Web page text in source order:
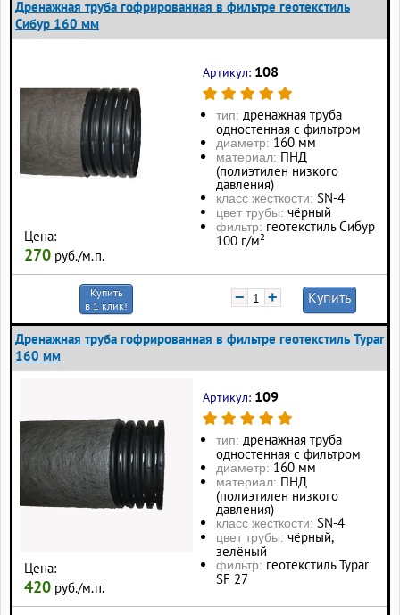
Дренажная труба гофрированная в фильтре геотекстиль
Сибур 160 мм
Цена:
270 руб./м.п.
Артикул: 108
тип: дренажная труба
одностенная с фильтром
диаметр: 160 мм
материал: ПНД
(полиэтилен низкого
давления)
класс жесткости: SN-4
цвет трубы: чёрный
фильтр: геотекстиль Сибур
100 г/м²
Купить
в 1 клик!
− + Купить
Дренажная труба гофрированная в фильтре геотекстиль Typar
160 мм
Цена:
420 руб./м.п.
Артикул: 109
тип: дренажная труба
одностенная с фильтром
диаметр: 160 мм
материал: ПНД
(полиэтилен низкого
давления)
класс жесткости: SN-4
цвет трубы: чёрный,
зелёный
фильтр: геотекстиль Typar
SF 27